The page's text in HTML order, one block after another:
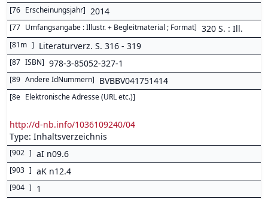
[76 Erscheinungsjahr] 2014
[77 Umfangsangabe : Illustr. + Begleitmaterial ; Format] 320 S. : Ill.
[81m ] Literaturverz. S. 316 - 319
[87 ISBN] 978-3-85052-327-1
[89 Andere IdNummern] BVBBV041751414
[8e Elektronische Adresse (URL etc.)]
http://d-nb.info/1036109240/04
Type: Inhaltsverzeichnis
[902 ] aI n09.6
[903 ] aK n12.4
[904 ] 1